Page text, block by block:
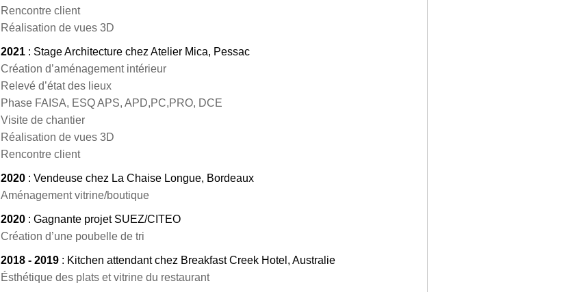
Rencontre client
Réalisation de vues 3D
2021 : Stage Architecture chez Atelier Mica, Pessac
Création d’aménagement intérieur
Relevé d’état des lieux
Phase FAISA, ESQ APS, APD,PC,PRO, DCE
Visite de chantier
Réalisation de vues 3D
Rencontre client
2020 : Vendeuse chez La Chaise Longue, Bordeaux
Aménagement vitrine/boutique
2020 : Gagnante projet SUEZ/CITEO
Création d’une poubelle de tri
2018 - 2019 : Kitchen attendant chez Breakfast Creek Hotel, Australie
Ésthétique des plats et vitrine du restaurant